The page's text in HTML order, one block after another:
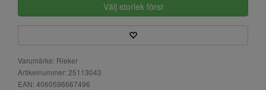
Välj storlek först
Varumärke: Rieker
Artikelnummer: 25113043
EAN: 4060596667496